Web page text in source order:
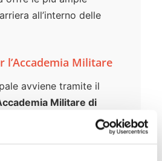
all’interno delle
l’Accademia Militare
avviene tramite il
Militare di
viene tipicamente
di gennaio o febbraio. I